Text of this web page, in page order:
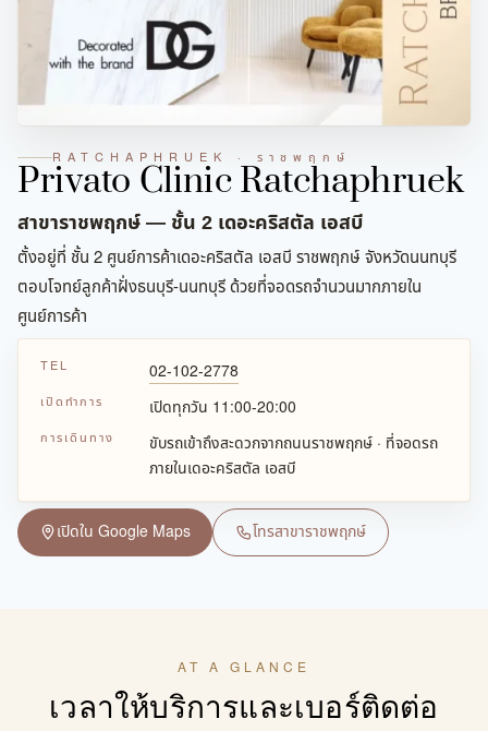
RATCHAPHRUEK · ราชพฤกษ์
Privato Clinic Ratchaphruek
สาขาราชพฤกษ์ — ชั้น 2 เดอะคริสตัล เอสบี
ตั้งอยู่ที่ ชั้น 2 ศูนย์การค้าเดอะคริสตัล เอสบี ราชพฤกษ์ จังหวัดนนทบุรี
ตอบโจทย์ลูกค้าฝั่งธนบุรี-นนทบุรี ด้วยที่จอดรถจำนวนมากภายใน
ศูนย์การค้า
TEL 02-102-2778
เปิดทำการ เปิดทุกวัน 11:00-20:00
การเดินทาง
ขับรถเข้าถึงสะดวกจากถนนราชพฤกษ์ · ที่จอดรถ
ภายในเดอะคริสตัล เอสบี
เปิดใน Google Maps โทรสาขาราชพฤกษ์
AT A GLANCE
เวลาให้บริการและเบอร์ติดต่อ